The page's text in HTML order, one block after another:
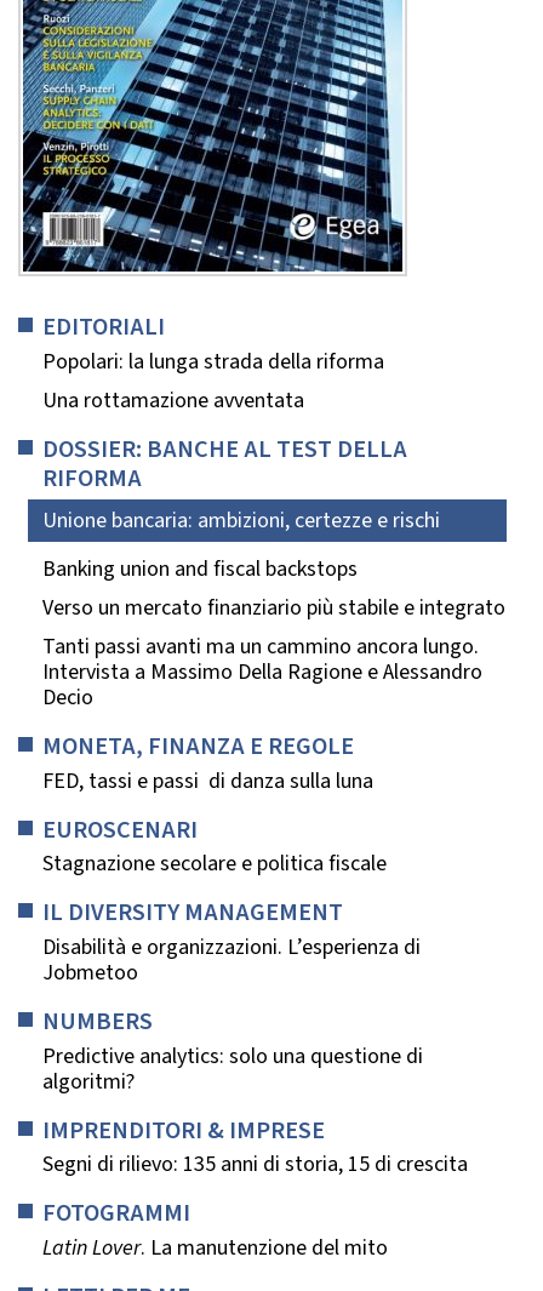
EDITORIALI
Popolari: la lunga strada della riforma
Una rottamazione avventata
DOSSIER: BANCHE AL TEST DELLA
RIFORMA
Unione bancaria: ambizioni, certezze e rischi
Banking union and fiscal backstops
Verso un mercato finanziario più stabile e integrato
Tanti passi avanti ma un cammino ancora lungo.
Intervista a Massimo Della Ragione e Alessandro
Decio
MONETA, FINANZA E REGOLE
FED, tassi e passi di danza sulla luna
EUROSCENARI
Stagnazione secolare e politica fiscale
IL DIVERSITY MANAGEMENT
Disabilità e organizzazioni. L’esperienza di
Jobmetoo
NUMBERS
Predictive analytics: solo una questione di
algoritmi?
IMPRENDITORI & IMPRESE
Segni di rilievo: 135 anni di storia, 15 di crescita
FOTOGRAMMI
Latin Lover. La manutenzione del mito